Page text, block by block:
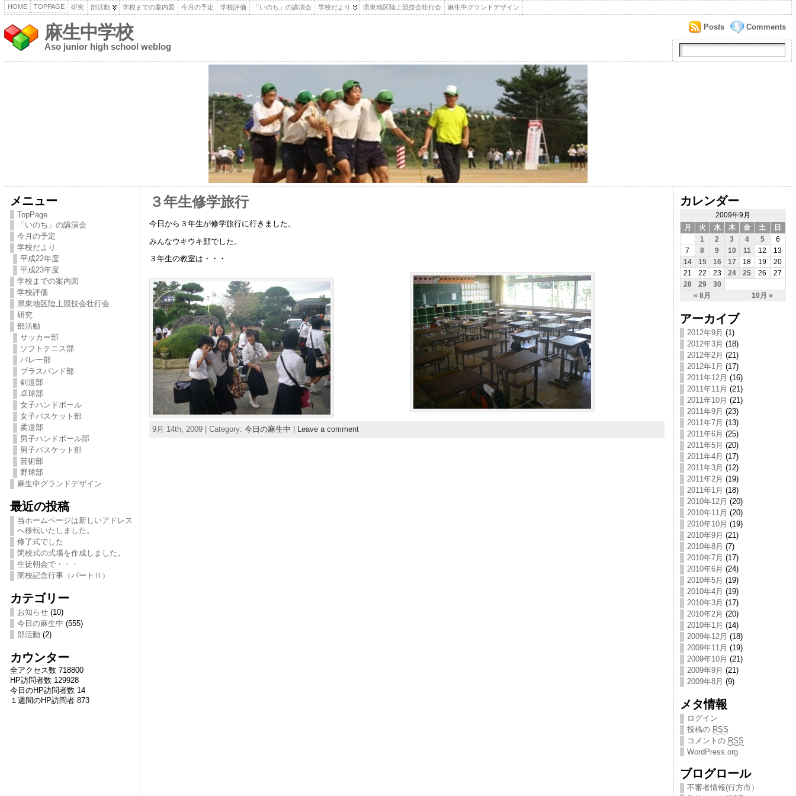
HOME TOPPAGE 研究 部活動 学校までの案内図 今月の予定 学校評価 「いのち」の講演会 学校だより 県東地区陸上競技会壮行会 麻生中グランドデザイン
麻生中学校
Aso junior high school weblog
Comments
Posts
メニュー
TopPage
「いのち」の講演会
今月の予定
学校だより
平成22年度
平成23年度
学校までの案内図
学校評価
県東地区陸上競技会壮行会
研究
部活動
サッカー部
ソフトテニス部
バレー部
ブラスバンド部
剣道部
卓球部
女子ハンドボール
女子バスケット部
柔道部
男子ハンドボール部
男子バスケット部
芸術部
野球部
麻生中グランドデザイン
最近の投稿
当ホームページは新しいアドレス
へ移転いたしました。
修了式でした
閉校式の式場を作成しました。
生徒朝会で・・・
閉校記念行事（パートⅡ）
カテゴリー
お知らせ(10)
今日の麻生中 (555)
部活動 (2)
カウンター
全アクセス数 718800
HP訪問者数 129928
今日のHP訪問者数 14
１週間のHP訪問者 873
３年生修学旅行
今日から３年生が修学旅行に行きました。
みんなウキウキ顔でした。
３年生の教室は・・・
9月 14th, 2009 | Category: 今日の麻生中 Leave a comment
カレンダー
2009年9月
月
火 水 木 金 土 日
« 8月 10月 »
1 2 3 4 5
6
7
8 9 10 11 12
13
14
15 16 17 18 19
20
21
22 23 24 25 26
27
28
29 30
アーカイブ
2012年9月 (1)
2012年3月 (18)
2012年2月 (21)
2012年1月 (17)
2011年12月 (16)
2011年11月 (21)
2011年10月 (21)
2011年9月 (23)
2011年7月 (13)
2011年6月 (25)
2011年5月 (20)
2011年4月 (17)
2011年3月 (12)
2011年2月 (19)
2011年1月 (18)
2010年12月 (20)
2010年11月 (20)
2010年10月 (19)
2010年9月 (21)
2010年8月 (7)
2010年7月 (17)
2010年6月 (24)
2010年5月 (19)
2010年4月 (19)
2010年3月 (17)
2010年2月 (20)
2010年1月 (14)
2009年12月 (18)
2009年11月 (19)
2009年10月 (21)
2009年9月 (21)
2009年8月 (9)
メタ情報
ログイン
投稿の RSS
コメントの RSS
WordPress.org
ブログロール
不審者情報(行方市）